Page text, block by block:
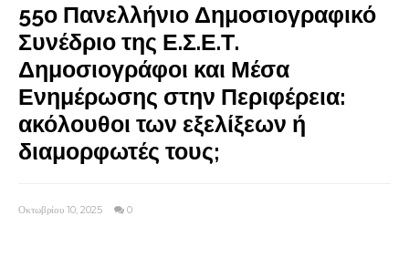
55ο Πανελλήνιο Δημοσιογραφικό
Συνέδριο της Ε.Σ.Ε.Τ.
Δημοσιογράφοι και Μέσα
Ενημέρωσης στην Περιφέρεια:
ακόλουθοι των εξελίξεων ή
διαμορφωτές τους;
Οκτωβρίου 10, 2025 0